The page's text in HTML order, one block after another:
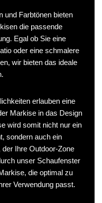
und Farbtönen bieten
die passende
Egal ob Sie eine
oder eine schmalere
wir bieten das ideale
erlauben eine
Markise in das Design
wird somit nicht nur ein
sondern auch ein
Ihre Outdoor-Zone
unser Schaufenster
die optimal zu
Verwendung passt.